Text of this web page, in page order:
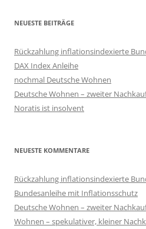
NEUESTE BEITRÄGE
Rückzahlung inflationsindexierte
DAX Index Anleihe
nochmal Deutsche Wohnen
Deutsche Wohnen – zweiter
Noratis ist insolvent
NEUESTE KOMMENTARE
Rückzahlung inflationsindexierte
Bundesanleihe mit Inflationsschutz
Deutsche Wohnen – zweiter
Wohnen – spekulativer, kleiner